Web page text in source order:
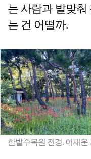
는 사람과 발맞
는 건 어떨까.
한밭수목원 전경. 이재운